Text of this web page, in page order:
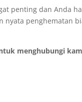
penting dan
penghematan
menghubungi